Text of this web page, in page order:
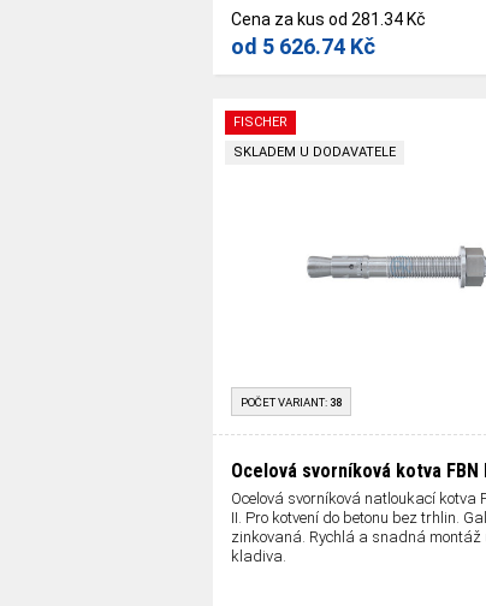
Cena za kus od 281.34 Kč
od 5 626.74 Kč
FISCHER
SKLADEM U DODAVATELE
POČET VARIANT: 38
Ocelová svorníková kotva FBN
Ocelová svorníková natloukací kotva
II. Pro kotvení do betonu bez trhlin.
zinkovaná. Rychlá a snadná montáž
kladiva.